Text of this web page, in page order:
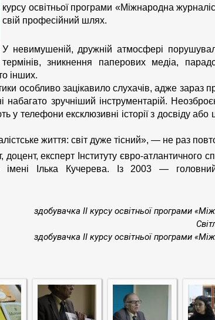
курсу освітньої програми «Міжнародна
свій професійний шлях.
У невимушеній, дружній атмосфері
термінів, зникнення паперових медіа,
інших.
особливо зацікавило слухачів, адже зараз
набагато зручніший інструментарій.
у телефони ексклюзивні історії з досвіду або
життя: світ дуже тісний», — не раз
експерт Інституту євро-атлантичного
імені Ілька Кучерева. Із 2003 —
здобувачка II курсу освітньої програми
здобувачка II курсу освітньої програми